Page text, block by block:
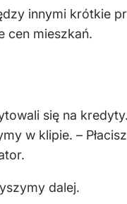
innymi krótkie
cen mieszkań.
się na
w klipie. –
dalej.